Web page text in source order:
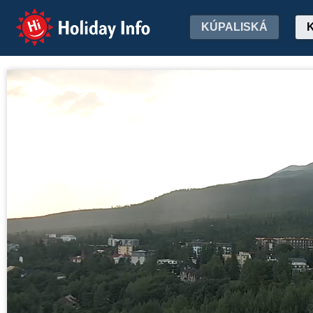
Holiday Info KÚPALISKÁ